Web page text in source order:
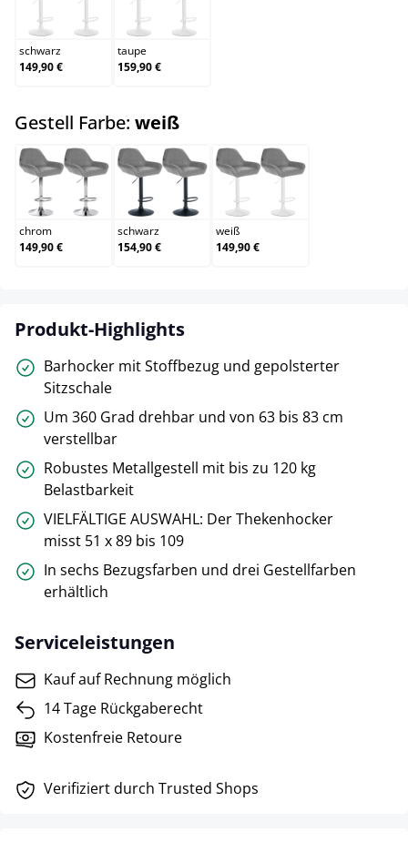
schwarz
149,90 €
taupe
159,90 €
Gestell Farbe: weißauswählen
chrom
chrom
149,90 €
schwarz
schwarz
154,90 €
weiß
149,90 €
Produkt-Highlights
Barhocker mit Stoffbezug und gepolsterter
Sitzschale
Um 360 Grad drehbar und von 63 bis 83 cm
verstellbar
Robustes Metallgestell mit bis zu 120 kg
Belastbarkeit
VIELFÄLTIGE AUSWAHL: Der Thekenhocker
misst 51 x 89 bis 109
In sechs Bezugsfarben und drei Gestellfarben
erhältlich
Serviceleistungen
Kauf auf Rechnung möglich
14 Tage Rückgaberecht
Kostenfreie Retoure
Verifiziert durch Trusted Shops